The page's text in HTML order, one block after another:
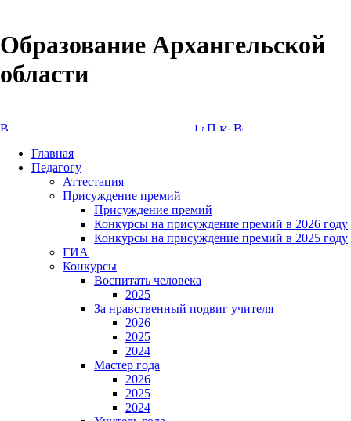
Образование Архангельской
области
Главная
Педагогу
Аттестация
Присуждение премий
Присуждение премий
Конкурсы на присуждение премий в 2026 году
Конкурсы на присуждение премий в 2025 году
ГИА
Конкурсы
Воспитать человека
2025
За нравственный подвиг учителя
2026
2025
2024
Мастер года
2026
2025
2024